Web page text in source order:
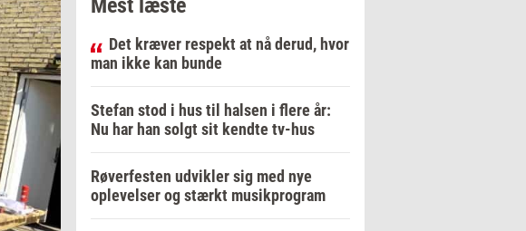
Mest læste
Det kræver respekt at nå derud, hvor
man ikke kan bunde
Stefan stod i hus til halsen i flere år:
Nu har han solgt sit kendte tv-hus
Røverfesten udvikler sig med nye
oplevelser og stærkt musikprogram